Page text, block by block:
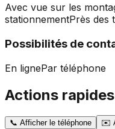
Avec vue sur les
stationnementPrès des
Possibilités de
En lignePar téléphone
Actions rapides
📞 Afficher le téléphone ✉️